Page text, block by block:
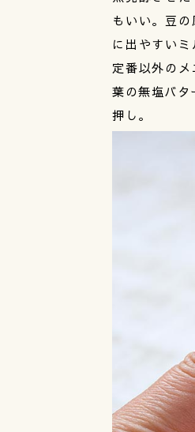
もいい。豆
に出やすい
定番以外の
葉の無塩バ
押し。